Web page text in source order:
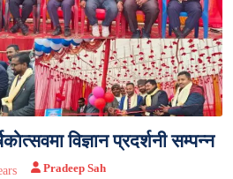
विज्ञान प्रदर्शनी सम्पन्न
Pradeep Sah